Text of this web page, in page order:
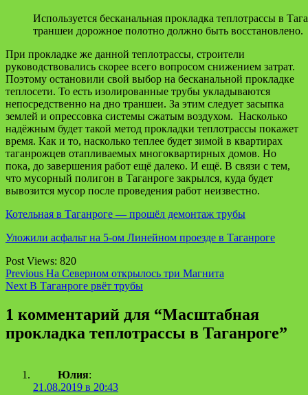
Используется бесканальная прокладка теплотрассы в
траншеи дорожное полотно должно быть восстановлено.
При прокладке же данной теплотрассы, строители
руководствовались скорее всего вопросом снижением затрат.
Поэтому остановили свой выбор на бесканальной прокладке
теплосети. То есть изолированные трубы укладываются
непосредственно на дно траншеи. За этим следует засыпка
землей и опрессовка системы сжатым воздухом. Насколько
надёжным будет такой метод прокладки теплотрассы покажет
время. Как и то, насколько теплее будет зимой в квартирах
таганрожцев отапливаемых многоквартирных домов. Но
пока, до завершения работ ещё далеко. И ещё. В связи с тем,
что мусорный полигон в Таганроге закрылся, куда будет
вывозится мусор после проведения работ неизвестно.
Котельная в Таганроге — прошёл демонтаж трубы
Уложили асфальт на 5-ом Линейном проезде в Таганроге
Post Views: 820
Continue
Reading
Previous На Северном открылось три Магнита
Next В Таганроге рвёт трубы
1 комментарий для “Масштабная
прокладка теплотрассы в Таганроге”
Юлия:
21.08.2019 в 20:43